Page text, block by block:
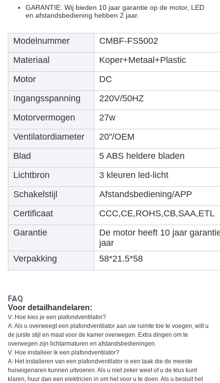
GARANTIE: Wij bieden 10 jaar garantie op de motor, LED
en afstandsbediening hebben 2 jaar.
Modelnummer
CMBF-FS5002
Materiaal
Koper+Metaal+Plastic
Motor
DC
Ingangsspanning
220V/50HZ
Motorvermogen
27w
Ventilatordiameter
20"/OEM
Blad
5 ABS heldere bladen
Lichtbron
3 kleuren led-licht
Schakelstijl
Afstandsbediening/APP
Certificaat
CCC,CE,ROHS,CB,SAA,ETL
Garantie
De motor heeft 10 jaar
jaar
Verpakking
58*21.5*58
FAQ
Voor detailhandelaren:
V: Hoe kies je een plafondventilator?
A: Als u overweegt een plafondventilator aan uw ruimte toe te voegen, wilt u
de juiste stijl en maat voor de kamer overwegen. Extra dingen om te
overwegen zijn lichtarmaturen en afstandsbedieningen.
V: Hoe installeer ik een plafondventilator?
A: Het installeren van een plafondventilator is een taak die de meeste
huiseigenaren kunnen uitvoeren. Als u niet zeker weet of u de klus kunt
klaren, huur dan een elektricien in om het voor u te doen. Als u besluit het